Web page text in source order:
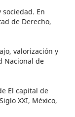
En
de Derecho,
valorización y
Nacional de
El capital de
XXI, México,